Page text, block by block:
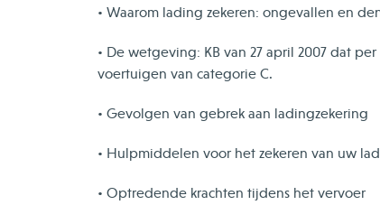
• Waarom lading zekeren: ongevallen en
• De wetgeving: KB van 27 april 2007 dat
voertuigen van categorie C.
• Gevolgen van gebrek aan ladingzekering
• Hulpmiddelen voor het zekeren van uw
• Optredende krachten tijdens het vervoer